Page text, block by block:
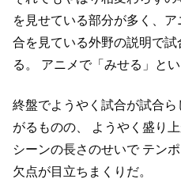
を見せている部分が多く、ア
合を見ている外野の説明で
る。
アニメで「みせる」と
終盤でようやく試合が試合
がるものの、
ようやく盛り
シーンの長さのせいでテンポ
欠点が目立ちまくりだ。